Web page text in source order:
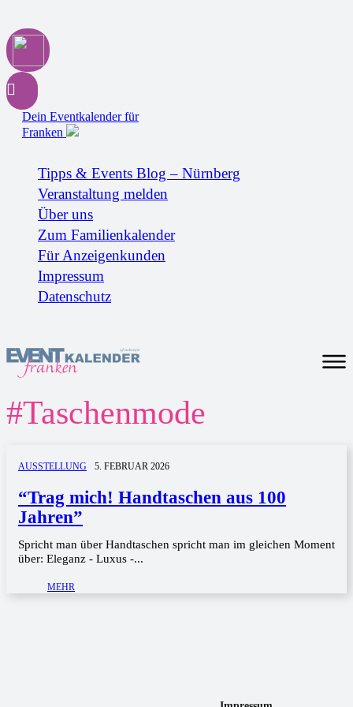
Dein Eventkalender für
Franken
Tipps & Events Blog – Nürnberg
Veranstaltung melden
Über uns
Zum Familienkalender
Für Anzeigenkunden
Impressum
Datenschutz
#Taschenmode
AUSSTELLUNG 5. FEBRUAR 2026
“Trag mich! Handtaschen aus 100
Jahren”
Spricht man über Handtaschen spricht man im gleichen Moment
über: Eleganz - Luxus -...
MEHR